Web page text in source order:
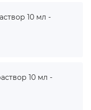
10 мл -
10 мл -